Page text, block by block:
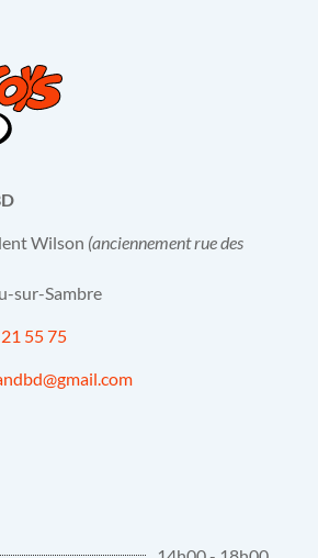
Wilson (anciennement rue des
sur-Sambre
55 75